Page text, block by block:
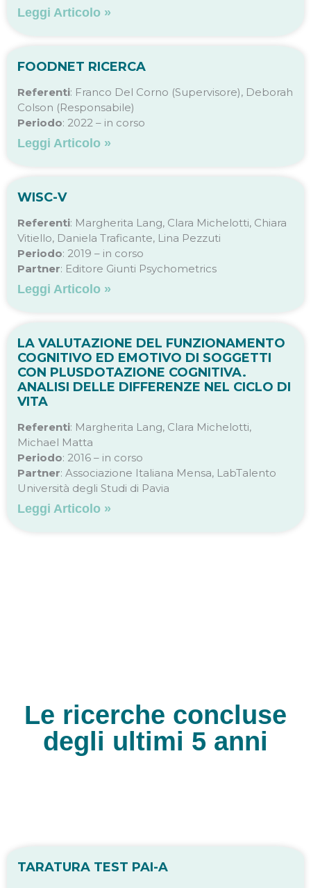
Leggi Articolo »
FOODNET RICERCA
Referenti: Franco Del Corno (Supervisore), Deborah
Colson (Responsabile)
Periodo: 2022 – in corso
Leggi Articolo »
WISC-V
Referenti: Margherita Lang, Clara Michelotti, Chiara
Vitiello, Daniela Traficante, Lina Pezzuti
Periodo: 2019 – in corso
Partner: Editore Giunti Psychometrics
Leggi Articolo »
LA VALUTAZIONE DEL FUNZIONAMENTO
COGNITIVO ED EMOTIVO DI SOGGETTI
CON PLUSDOTAZIONE COGNITIVA.
ANALISI DELLE DIFFERENZE NEL CICLO DI
VITA
Referenti: Margherita Lang, Clara Michelotti,
Michael Matta
Periodo: 2016 – in corso
Partner: Associazione Italiana Mensa, LabTalento
Università degli Studi di Pavia
Leggi Articolo »
Le ricerche concluse
degli ultimi 5 anni
TARATURA TEST PAI-A